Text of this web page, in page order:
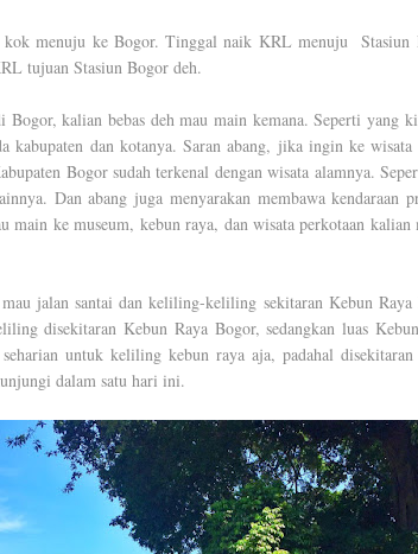
menuju ke Bogor. Tinggal naik KRL menuju
tujuan Stasiun Bogor deh.
kalian bebas deh mau main kemana. Seperti yang
kabupaten dan kotanya. Saran abang, jika ingin ke
Bogor sudah terkenal dengan wisata alamnya.
Dan abang juga menyarakan membawa kendaraan
main ke museum, kebun raya, dan wisata perkotaan
santai dan keliling-keliling sekitaran Kebun Raya
disekitaran Kebun Raya Bogor, sedangkan luas
untuk keliling kebun raya aja, padahal
dalam satu hari ini.